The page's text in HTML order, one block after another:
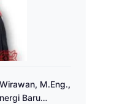
M.Eng.,
Baru